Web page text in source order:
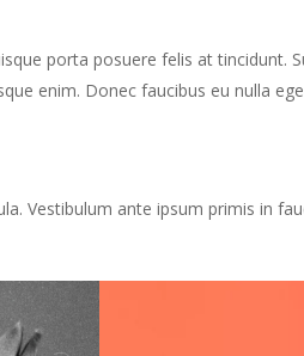
porta posuere felis at tincidunt.
enim. Donec faucibus eu nulla
Vestibulum ante ipsum primis in